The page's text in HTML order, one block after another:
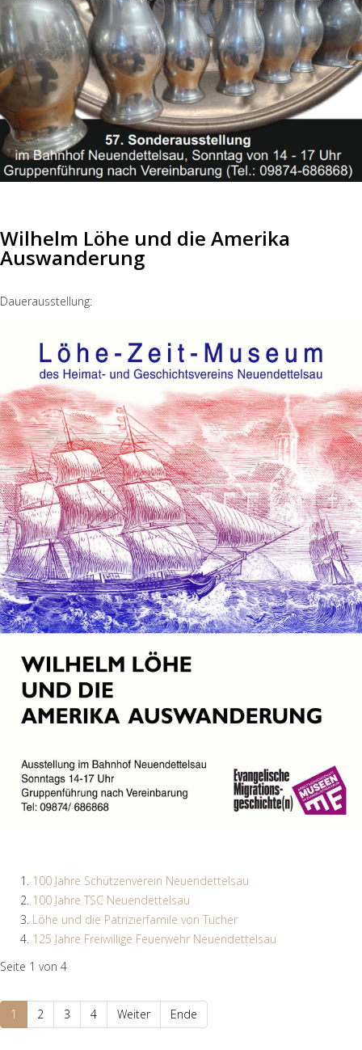
Wilhelm Löhe und die Amerika
Auswanderung
Dauerausstellung:
100 Jahre Schützenverein Neuendettelsau
100 Jahre TSC Neuendettelsau
Löhe und die Patrizierfamile von Tucher
125 Jahre Freiwillige Feuerwehr Neuendettelsau
Seite 1 von 4
1 2 3 4 Weiter Ende